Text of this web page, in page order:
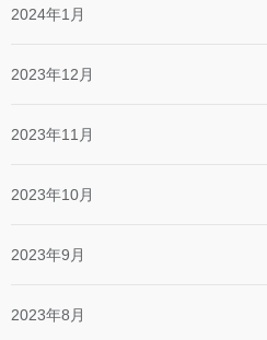
2024年1月
2023年12月
2023年11月
2023年10月
2023年9月
2023年8月